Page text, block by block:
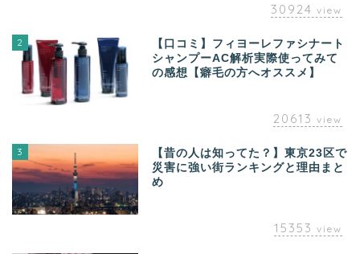
30924 view
2
【口コミ】フィヨーレファシナート
シャンプーAC解析実際使ってみて
の感想【癖毛の方へオススメ】
20613 view
3
【昔の人は知ってた？】東京23区で
災害に強い街ランキングと理由まと
め
15353 view